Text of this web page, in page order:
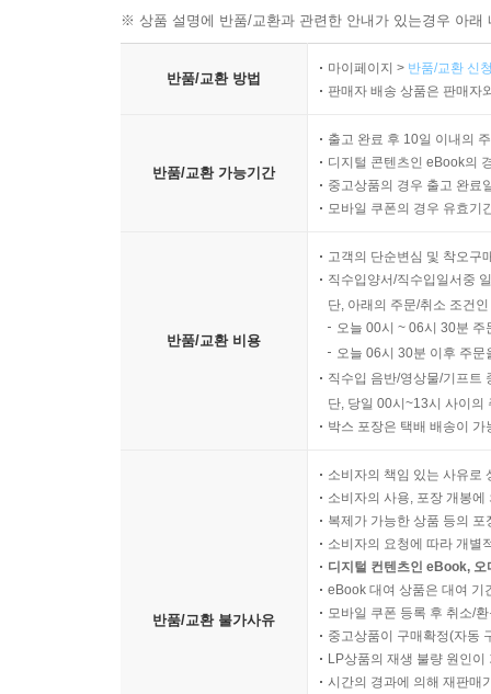
※ 상품 설명에 반품/교환과 관련한 안내가 있는경우 아
반품/교환 방법
마이페이지 > 반품/교환 신
판매자 배송 상품은 판매자
반품/교환 가능기간
출고 완료 후 10일 이내의
디지털 콘텐츠인 eBook의
중고상품의 경우 출고 완료
모바일 쿠폰의 경우 유효기
반품/교환 비용
고객의 단순변심 및 착오구
직수입양서/직수입일서중
단, 아래의 주문/취소 조건
오늘 00시 ~ 06시 30분
오늘 06시 30분 이후 주
직수입 음반/영상물/기프트
단, 당일 00시~13시 사이의
박스 포장은 택배 배송이
반품/교환 불가사유
소비자의 책임 있는 사유로
소비자의 사용, 포장 개봉
복제가 가능한 상품 등의
소비자의 요청에 따라 개별
디지털 컨텐츠인 eBook,
eBook 대여 상품은 대여 기
모바일 쿠폰 등록 후 취소/
중고상품이 구매확정(자동
LP상품의 재생 불량 원인
시간의 경과에 의해 재판매